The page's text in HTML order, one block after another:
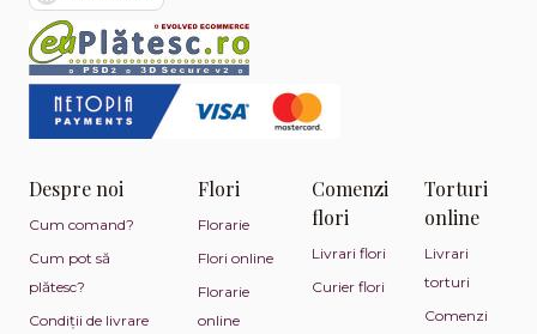
Despre noi
Cum comand?
Cum pot să
plătesc?
Condiții de livrare
Flori
Florarie
Flori online
Florarie
online
Comenzi
flori
Livrari flori
Curier flori
Torturi
online
Livrari
torturi
Comenzi